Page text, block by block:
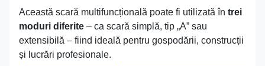
Această scară multifuncțională poate fi utilizată în trei
moduri diferite – ca scară simplă, tip „A” sau
extensibilă – fiind ideală pentru gospodării, construcții
și lucrări profesionale.